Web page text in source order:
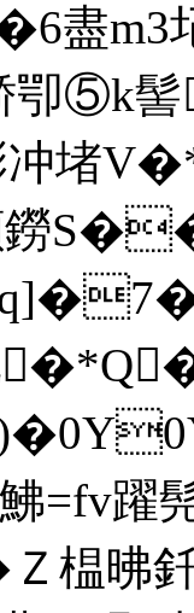
盡m3
⑤k
堵
=fv躍
Ｚ榅